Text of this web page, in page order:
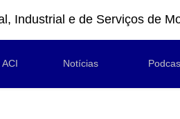
Industrial e de Serviços de
Notícias